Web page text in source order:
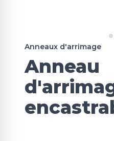
Anneaux d'arrimage
Anneau